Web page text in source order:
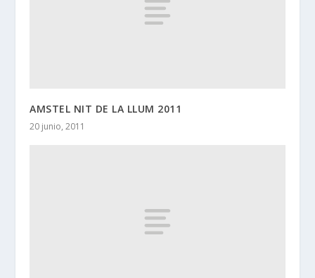
AMSTEL NIT DE LA LLUM 2011
20 junio, 2011